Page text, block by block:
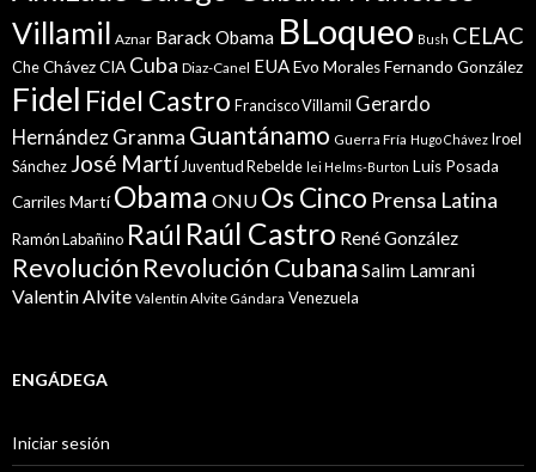
Villamil Aznar Barack Obama BLoqueo Bush CELAC
CheChávezCIA Cuba Diaz-Canel EUAEvo MoralesFernando González
Fidel Fidel Castro Francisco Villamil Gerardo
Hernández Granma Guantánamo Guerra Fría Hugo Chávez Iroel
Sánchez José Martí Juventud Rebelde lei Helms-Burton Luis Posada
CarrilesMartí Obama ONU Os Cinco Prensa Latina
Ramón Labañino Raúl Raúl Castro René González
Revolución Revolución Cubana Salim Lamrani
Valentin Alvite Valentín Alvite Gándara Venezuela
ENGÁDEGA
Iniciar sesión